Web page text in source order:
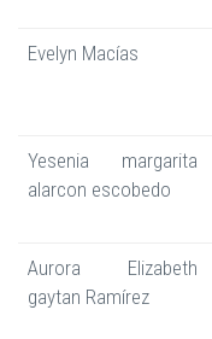
Evelyn Macías
Yesenia margarita
alarcon escobedo
Aurora Elizabeth
gaytan Ramírez